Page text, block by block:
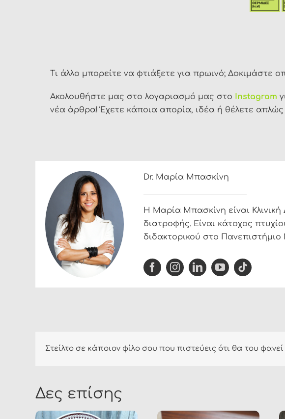
Τι άλλο μπορείτε να φτιάξετε για πρωινό; Δοκιμάστε
Ακολουθήστε μας στο λογαριασμό μας στο Instagram
νέα άρθρα! Έχετε κάποια απορία, ιδέα ή θέλετε απλώς
Dr. Μαρία Μπασκίνη
Η Μαρία Μπασκίνη είναι
διατροφής. Είναι κάτοχος
διδακτορικού στο
Στείλτο σε κάποιον φίλο σου που πιστεύεις ότι θα του
Δες επίσης